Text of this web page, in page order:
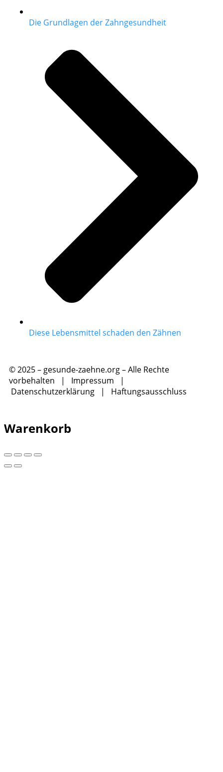
Die Grundlagen der Zahngesundheit
Diese Lebensmittel schaden den Zähnen
© 2025 – gesunde-zaehne.org – Alle Rechte
vorbehalten | Impressum |
Datenschutzerklärung | Haftungsausschluss
Warenkorb